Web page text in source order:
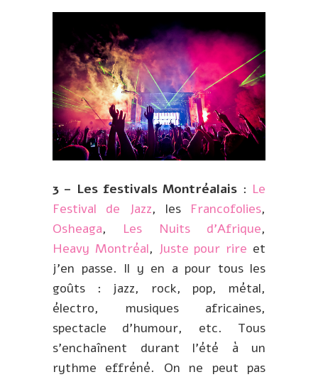
3 – Les festivals Montréalais : Le
Festival de Jazz, les Francofolies,
Osheaga, Les Nuits d’Afrique,
Heavy Montréal, Juste pour rire et
j’en passe. Il y en a pour tous les
goûts : jazz, rock, pop, métal,
électro, musiques africaines,
spectacle d’humour, etc. Tous
s’enchaînent durant l’été à un
rythme effréné. On ne peut pas